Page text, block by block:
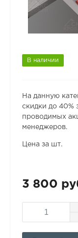
В наличии
На данную
скидки до 40%
проводимых
менеджеров.
Цена за шт.
3 800